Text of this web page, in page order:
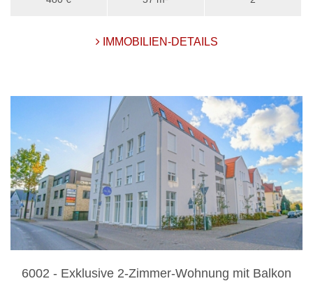
IMMOBILIEN-DETAILS
6002 - Exklusive 2-Zimmer-Wohnung mit Balkon